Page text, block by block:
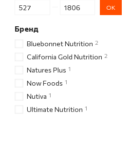
ОК
Бренд
Bluebonnet Nutrition 2
California Gold Nutrition 2
Natures Plus 1
Now Foods 1
Nutiva 1
Ultimate Nutrition 1